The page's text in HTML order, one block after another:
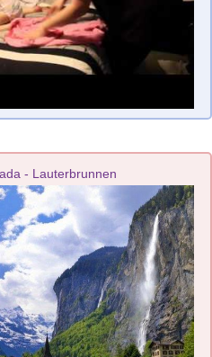
- Lauterbrunnen